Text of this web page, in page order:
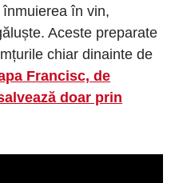
în vin,
Aceste preparate
chiar dinainte de
Francisc, de
doar prin